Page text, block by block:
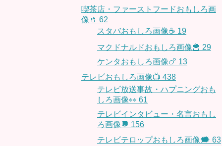
喫茶店・ファーストフードおもしろ画
像🥤 62
スタバおもしろ画像☕️ 19
マクドナルドおもしろ画像🍟 29
ケンタおもしろ画像🍗 13
テレビおもしろ画像📺 438
テレビ放送事故・ハプニングおも
しろ画像👀 61
テレビインタビュー・名言おもし
ろ画像💬 156
テレビテロップおもしろ画像🗯 63